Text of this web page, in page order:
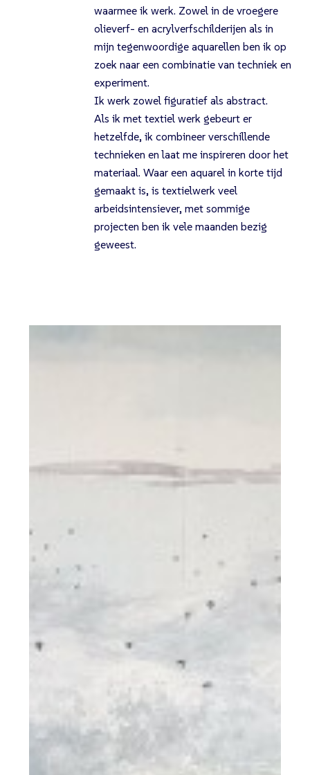
waarmee ik werk. Zowel in de vroegere
olieverf- en acrylverfschilderijen als in
mijn tegenwoordige aquarellen ben ik op
zoek naar een combinatie van techniek en
experiment.
Ik werk zowel figuratief als abstract.
Als ik met textiel werk gebeurt er
hetzelfde, ik combineer verschillende
technieken en laat me inspireren door het
materiaal. Waar een aquarel in korte tijd
gemaakt is, is textielwerk veel
arbeidsintensiever, met sommige
projecten ben ik vele maanden bezig
geweest.